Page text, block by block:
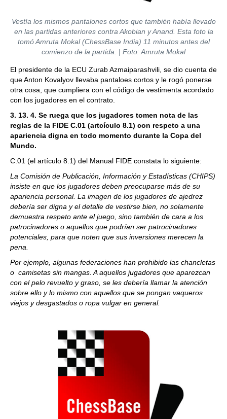
Vestía los mismos pantalones cortos que también había llevado
en las partidas anteriores contra Akobian y Anand. Esta foto la
tomó Amruta Mokal (ChessBase India) 11 minutos antes del
comienzo de la partida. | Foto: Amruta Mokal
El presidente de la ECU Zurab Azmaiparashvili, se dio cuenta de
que Anton Kovalyov llevaba pantaloes cortos y le rogó ponerse
otra cosa, que cumpliera con el código de vestimenta acordado
con los jugadores en el contrato.
3. 13. 4. Se ruega que los jugadores tomen nota de las
reglas de la FIDE C.01 (artcículo 8.1) con respeto a una
apariencia digna en todo momento durante la Copa del
Mundo.
C.01 (el artículo 8.1) del Manual FIDE constata lo siguiente:
La Comisión de Publicación, Información y Estadísticas (CHIPS)
insiste en que los jugadores deben preocuparse más de su
apariencia personal. La imagen de los jugadores de ajedrez
debería ser digna y el detalle de vestirse bien, no solamente
demuestra respeto ante el juego, sino también de cara a los
patrocinadores o aquellos que podrían ser patrocinadores
potenciales, para que noten que sus inversiones merecen la
pena.
Por ejemplo, algunas federaciones han prohibido las chancletas
o camisetas sin mangas. A aquellos jugadores que aparezcan
con el pelo revuelto y graso, se les debería llamar la atención
sobre ello y lo mismo con aquellos que se pongan vaqueros
viejos y desgastados o ropa vulgar en general.